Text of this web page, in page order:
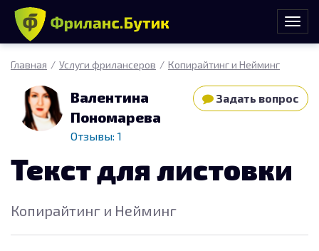
Главная Услуги фрилансеров Копирайтинг и Нейминг
Задать вопрос
Валентина
Пономарева
Отзывы: 1
Текст для листовки
Копирайтинг и Нейминг